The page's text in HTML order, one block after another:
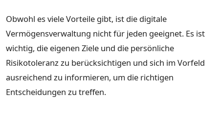
Obwohl es viele Vorteile gibt, ist die digitale
Vermögensverwaltung nicht für jeden geeignet. Es ist
wichtig, die eigenen Ziele und die persönliche
Risikotoleranz zu berücksichtigen und sich im Vorfeld
ausreichend zu informieren, um die richtigen
Entscheidungen zu treffen.